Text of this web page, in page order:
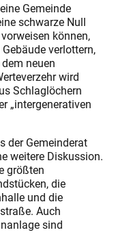
Gemeinde
schwarze Null
können,
verlottern,
neuen
wird
Schlaglöchern
„intergenerativen
der Gemeinderat
weitere Diskussion.
größten
die
und die
Auch
sind